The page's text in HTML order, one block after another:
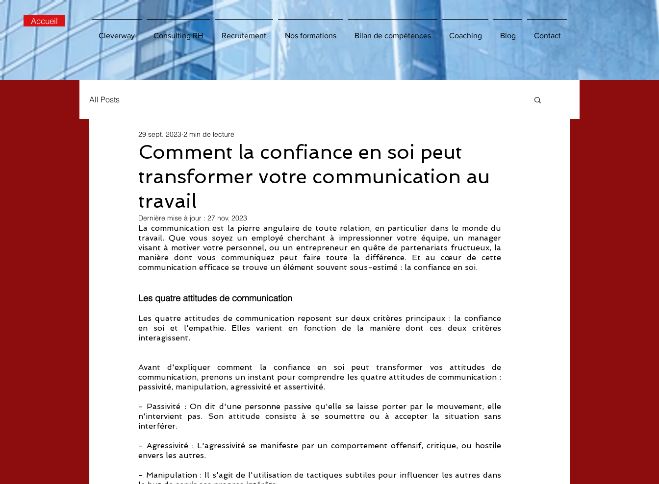
Accueil
Cleverway Consulting RH Recrutement Nos formations Bilan de compétences Coaching Blog Contact
All Posts
Comment la confiance en soi peut
transformer votre communication au
travail
29 sept. 2023 2 min de lecture
Dernière mise à jour : 27 nov. 2023
La communication est la pierre angulaire de toute relation, en particulier dans le monde du
travail. Que vous soyez un employé cherchant à impressionner votre équipe, un manager
visant à motiver votre personnel, ou un entrepreneur en quête de partenariats fructueux, la
manière dont vous communiquez peut faire toute la différence. Et au cœur de cette
communication efficace se trouve un élément souvent sous-estimé : la confiance en soi.
Les quatre attitudes de communication
Les quatre attitudes de communication reposent sur deux critères principaux : la confiance
en soi et l'empathie. Elles varient en fonction de la manière dont ces deux critères
interagissent.
Avant d'expliquer comment la confiance en soi peut transformer vos attitudes de
communication, prenons un instant pour comprendre les quatre attitudes de communication :
passivité, manipulation, agressivité et assertivité.
- Passivité : On dit d'une personne passive qu'elle se laisse porter par le mouvement, elle
n'intervient pas. Son attitude consiste à se soumettre ou à accepter la situation sans
interférer.
- Agressivité : L'agressivité se manifeste par un comportement offensif, critique, ou hostile
envers les autres.
- Manipulation : Il s'agit de l'utilisation de tactiques subtiles pour influencer les autres dans